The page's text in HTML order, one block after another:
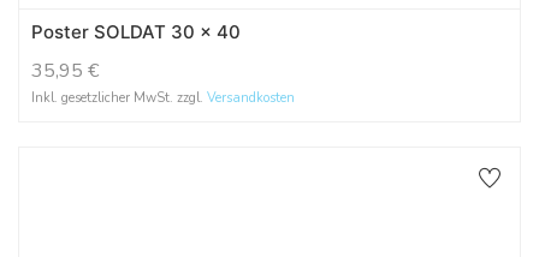
Poster SOLDAT 30 x 40
35,95 €
Inkl. gesetzlicher MwSt. zzgl. Versandkosten